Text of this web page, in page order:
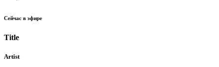
Сейчас в эфире
Title
Artist